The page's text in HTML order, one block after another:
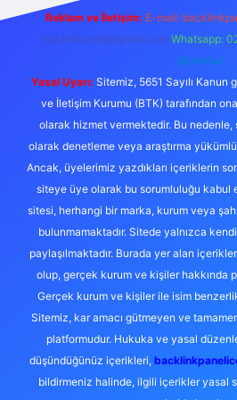
Reklam ve İletişim: E-mail:
forumhizmeti@gmail.com Whatsapp:
@karabul
Yasal Uyarı: Sitemiz, 5651 Sayılı
ve İletişim Kurumu (BTK) tarafından
olarak hizmet vermektedir. Bu
olarak denetleme veya araştırma
Ancak, üyelerimiz yazdıkları içeriklerin
siteye üye olarak bu sorumluluğu kabul
sitesi, herhangi bir marka, kurum veya
bulunmamaktadır. Sitede yalnızca kendi
paylaşılmaktadır. Burada yer alan
olup, gerçek kurum ve kişiler hakkında
Gerçek kurum ve kişiler ile isim
Sitemiz, kar amacı gütmeyen ve
platformudur. Hukuka ve yasal
düşündüğünüz içerikleri,
bildirmeniz halinde, ilgili içerikler yasal